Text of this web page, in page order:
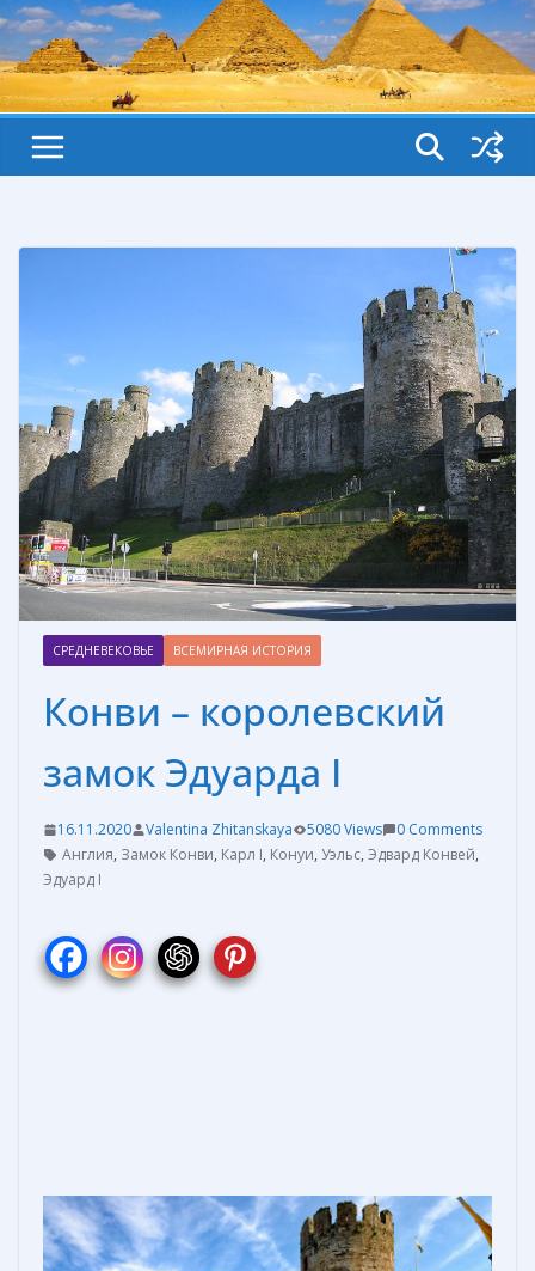
СРЕДНЕВЕКОВЬЕ ВСЕМИРНАЯ ИСТОРИЯ
Конви – королевский
замок Эдуарда I
16.11.2020 Valentina Zhitanskaya 5080 Views
0 Comments
Англия, Замок Конви, Карл I, Конуи, Уэльс, Эдвард Конвей,
Эдуард I